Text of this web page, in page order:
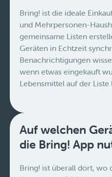
Bring! ist die ideale
und Mehrpersonen-
gemeinsame Listen
Geräten in Echtzeit
Benachrichtigungen
wenn etwas eingekauft
Lebensmittel auf der Liste
Auf welchen
die Bring! App
Bring! ist überall dort, wo